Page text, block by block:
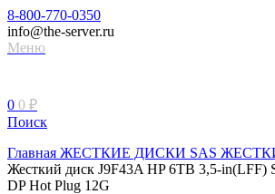
8-800-770-0350
info@the-server.ru
Меню
0 0 ₽
Поиск
Главная ЖЕСТКИЕ ДИСКИ SAS
Жесткий диск J9F43A HP 6TB 3,5-in(LFF)
DP Hot Plug 12G